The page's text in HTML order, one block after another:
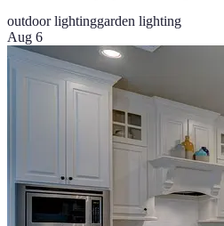
outdoor lightinggarden lighting
Aug 6